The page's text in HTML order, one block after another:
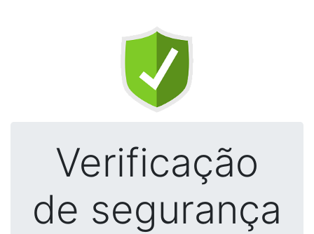
Verificação
de segurança